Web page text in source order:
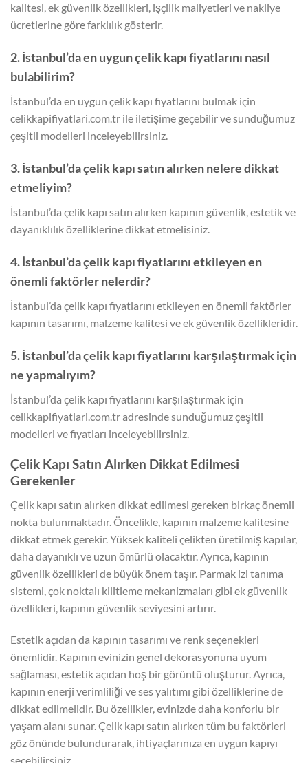
kalitesi, ek güvenlik özellikleri, işçilik maliyetleri ve nakliye
ücretlerine göre farklılık gösterir.
2. İstanbul’da en uygun çelik kapı fiyatlarını nasıl
bulabilirim?
İstanbul’da en uygun çelik kapı fiyatlarını bulmak için
celikkapifiyatlari.com.tr ile iletişime geçebilir ve sunduğumuz
çeşitli modelleri inceleyebilirsiniz.
3. İstanbul’da çelik kapı satın alırken nelere dikkat
etmeliyim?
İstanbul’da çelik kapı satın alırken kapının güvenlik, estetik ve
dayanıklılık özelliklerine dikkat etmelisiniz.
4. İstanbul’da çelik kapı fiyatlarını etkileyen en
önemli faktörler nelerdir?
İstanbul’da çelik kapı fiyatlarını etkileyen en önemli faktörler
kapının tasarımı, malzeme kalitesi ve ek güvenlik özellikleridir.
5. İstanbul’da çelik kapı fiyatlarını karşılaştırmak için
ne yapmalıyım?
İstanbul’da çelik kapı fiyatlarını karşılaştırmak için
celikkapifiyatlari.com.tr adresinde sunduğumuz çeşitli
modelleri ve fiyatları inceleyebilirsiniz.
Çelik Kapı Satın Alırken Dikkat Edilmesi
Gerekenler
Çelik kapı satın alırken dikkat edilmesi gereken birkaç önemli
nokta bulunmaktadır. Öncelikle, kapının malzeme kalitesine
dikkat etmek gerekir. Yüksek kaliteli çelikten üretilmiş kapılar,
daha dayanıklı ve uzun ömürlü olacaktır. Ayrıca, kapının
güvenlik özellikleri de büyük önem taşır. Parmak izi tanıma
sistemi, çok noktalı kilitleme mekanizmaları gibi ek güvenlik
özellikleri, kapının güvenlik seviyesini artırır.
Estetik açıdan da kapının tasarımı ve renk seçenekleri
önemlidir. Kapının evinizin genel dekorasyonuna uyum
sağlaması, estetik açıdan hoş bir görüntü oluşturur. Ayrıca,
kapının enerji verimliliği ve ses yalıtımı gibi özelliklerine de
dikkat edilmelidir. Bu özellikler, evinizde daha konforlu bir
yaşam alanı sunar. Çelik kapı satın alırken tüm bu faktörleri
göz önünde bulundurarak, ihtiyaçlarınıza en uygun kapıyı
seçebilirsiniz.